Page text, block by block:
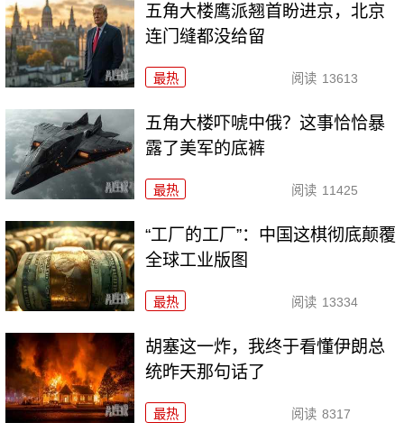
五角大楼鹰派翘首盼进京，北京
连门缝都没给留
最热 阅读 13613
五角大楼吓唬中俄？这事恰恰暴
露了美军的底裤
最热 阅读 11425
“工厂的工厂”：中国这棋彻底颠覆
全球工业版图
最热 阅读 13334
胡塞这一炸，我终于看懂伊朗总
统昨天那句话了
最热 阅读 8317